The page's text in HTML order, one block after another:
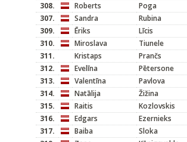
308.
Roberts Poga
307.
Sandra Rubina
309.
Ēriks Līcis
310.
Miroslava
Tiunele
311.
Kristaps
Prančs
312.
Evelīna Pētersone
313.
Valentīna Pavlova
314.
Natālija Žižina
315.
Raitis
Kozlovskis
316.
Edgars Ezernieks
317.
Baiba
Sloka